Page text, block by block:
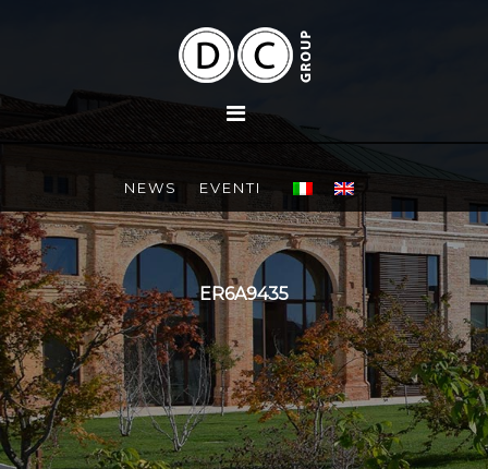
NEWS EVENTI
ER6A9435